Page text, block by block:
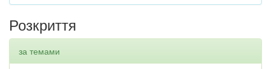
Розкриття
за темами